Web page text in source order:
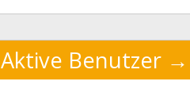
Aktive Benutzer